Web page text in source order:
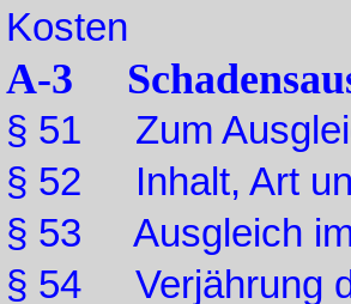
Kosten
A-3
§ 51 Zum
§ 52 Inhalt, Art
§ 53 Ausgleich im
§ 54 Verjährung